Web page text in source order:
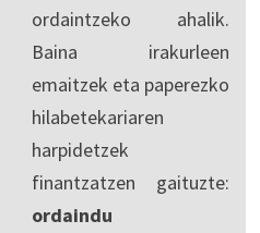
ordaintzeko ahalik.
Baina irakurleen
emaitzek eta paperezko
hilabetekariaren
harpidetzek
finantzatzen gaituzte:
ordaindu